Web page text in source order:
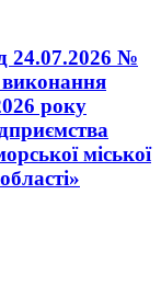
24.07.2026 №
виконання
року
міської